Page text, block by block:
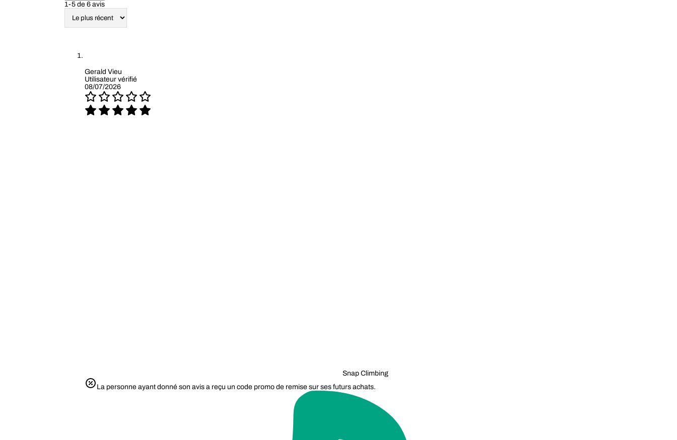
1-5 de 6 avis
Gerald Vieu
Utilisateur vérifié
08/07/2026
Snap Climbing
La personne ayant donné son avis a reçu un code promo de remise sur ses futurs achats.